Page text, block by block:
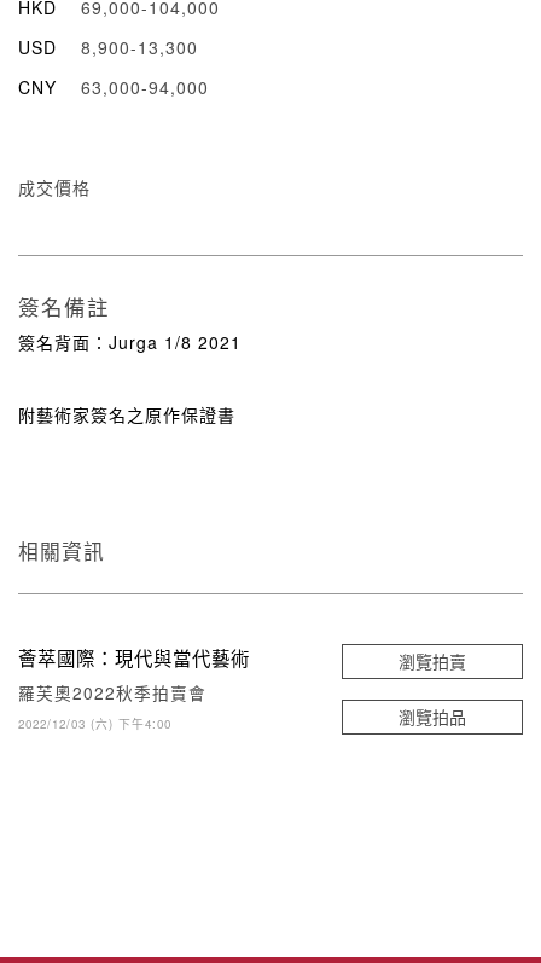
HKD
69,000-104,000
USD
8,900-13,300
CNY
63,000-94,000
成交價格
簽名備註
簽名背面：Jurga 1/8 2021
附藝術家簽名之原作保證書
相關資訊
薈萃國際：現代與當代藝術
羅芙奧2022秋季拍賣會
2022/12/03 (六) 下午4:00
瀏覽拍賣
瀏覽拍品